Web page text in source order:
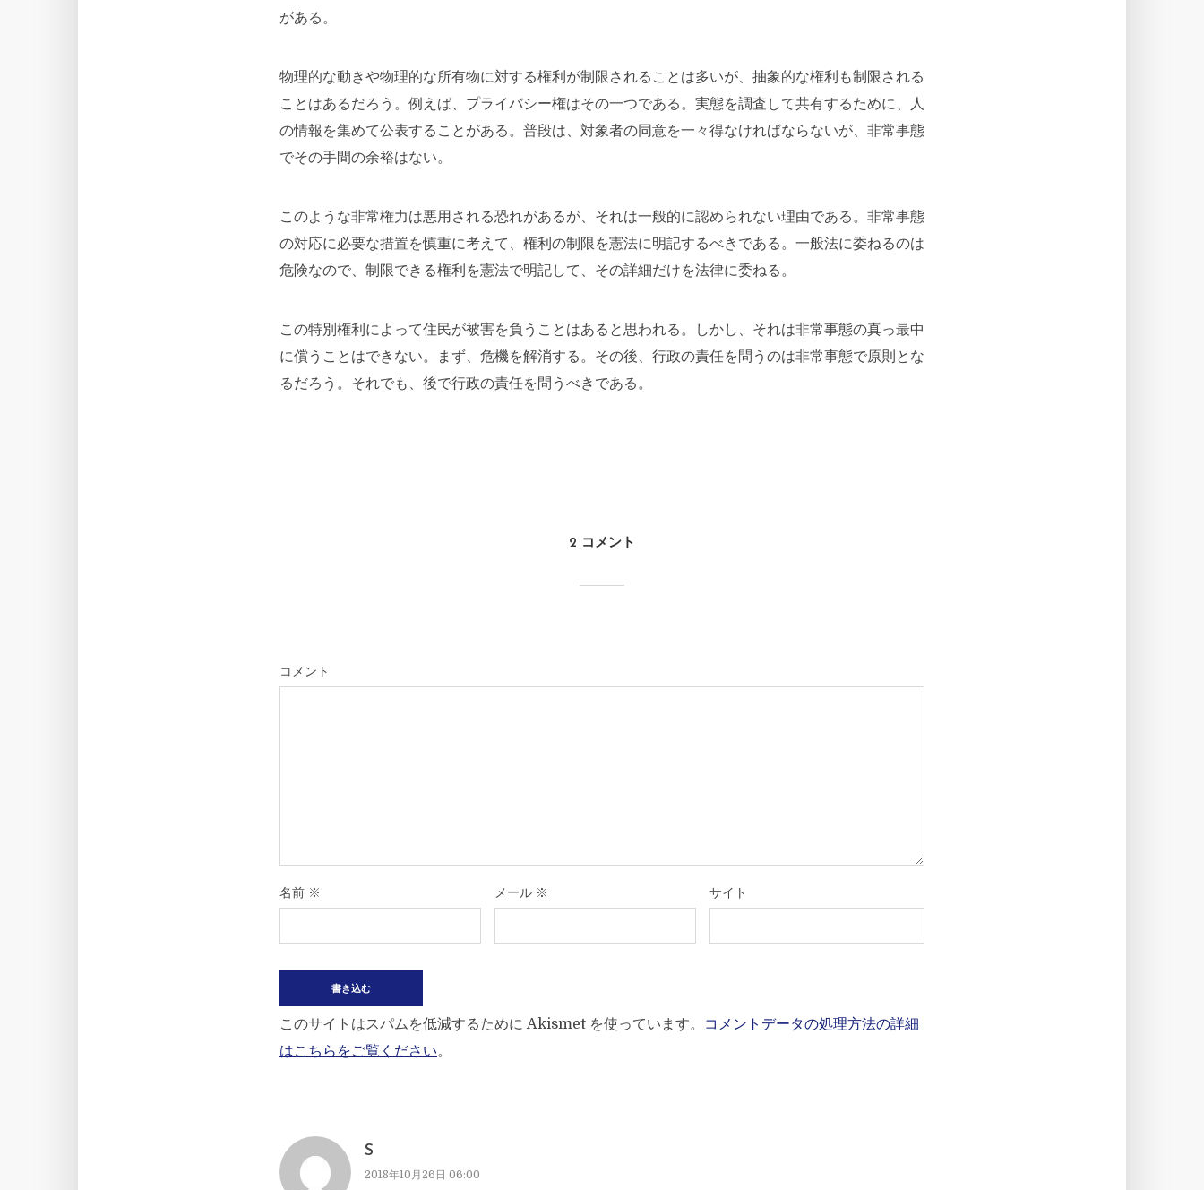
がある。
物理的な動きや物理的な所有物に対する権利が制限されることは多いが、抽象的な権利も制限される
ことはあるだろう。例えば、プライバシー権はその一つである。実態を調査して共有するために、人
の情報を集めて公表することがある。普段は、対象者の同意を一々得なければならないが、非常事態
でその手間の余裕はない。
このような非常権力は悪用される恐れがあるが、それは一般的に認められない理由である。非常事態
の対応に必要な措置を慎重に考えて、権利の制限を憲法に明記するべきである。一般法に委ねるのは
危険なので、制限できる権利を憲法で明記して、その詳細だけを法律に委ねる。
この特別権利によって住民が被害を負うことはあると思われる。しかし、それは非常事態の真っ最中
に償うことはできない。まず、危機を解消する。その後、行政の責任を問うのは非常事態で原則とな
るだろう。それでも、後で行政の責任を問うべきである。
2 コメント
コメント
名前 ※ メール ※ サイト
このサイトはスパムを低減するために Akismet を使っています。
コメントデータの処理方法の詳細
はこちらをご覧ください。
S
2018年10月26日 06:00